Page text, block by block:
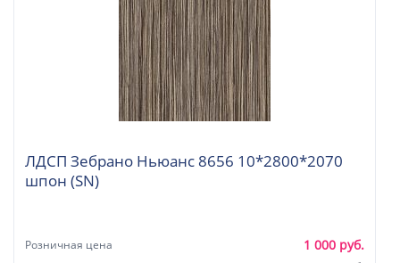
ЛДСП Зебрано Ньюанс 8656 10*2800*2070
шпон (SN)
Розничная цена 1 000 руб.